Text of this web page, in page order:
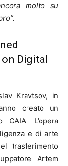
molto su
on Digital
Kravtsov, in
creato un
L’opera
e di arte
trasferimento
Artem